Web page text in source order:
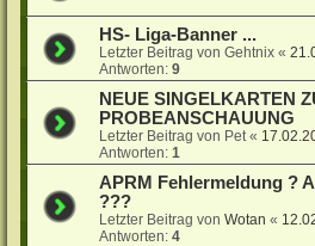
HS- Liga-Banner ...
Letzter Beitrag vonGehtnix «
Antworten:9
NEUE SINGELKARTEN
PROBEANSCHAUUNG
Letzter Beitrag von Pet«
Antworten:1
APRM Fehlermeldung ?
???
Letzter Beitrag vonWotan «
Antworten:4